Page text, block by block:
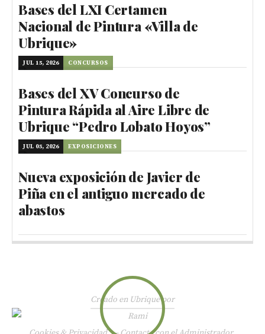
Bases del LXI Certamen
Nacional de Pintura «Villa de
Ubrique»
JUL 15, 2026 CONCURSOS
Bases del XV Concurso de
Pintura Rápida al Aire Libre de
Ubrique “Pedro Lobato Hoyos”
JUL 05, 2026 EXPOSICIONES
Nueva exposición de Javier de
Piña en el antiguo mercado de
abastos
Creado en Ubrique por